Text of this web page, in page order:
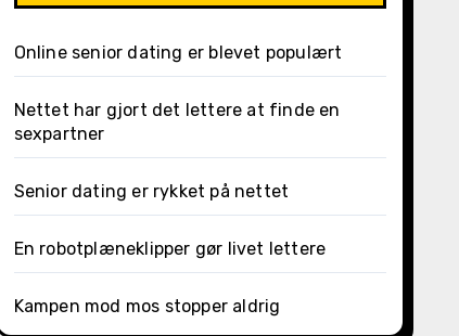
Online senior dating er blevet populært
Nettet har gjort det lettere at finde en
sexpartner
Senior dating er rykket på nettet
En robotplæneklipper gør livet lettere
Kampen mod mos stopper aldrig